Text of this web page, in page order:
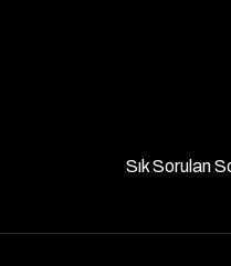
Sık Sorulan